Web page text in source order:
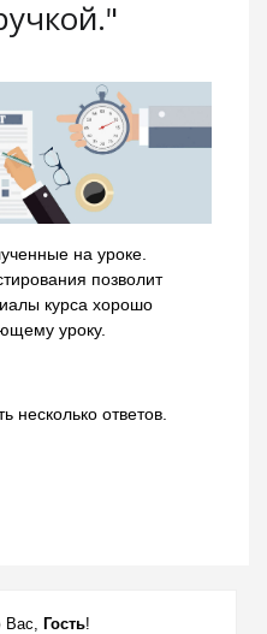
на уроке.
позволит
курса хорошо
уроку.
несколько ответов.
Вас, Гость!